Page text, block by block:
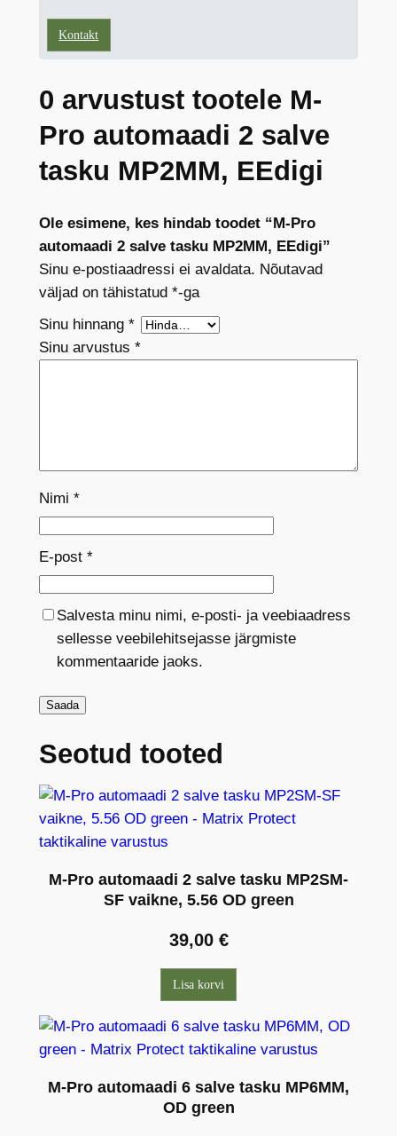
Kontakt
0 arvustust tootele M-
Pro automaadi 2 salve
tasku MP2MM, EEdigi
Ole esimene, kes hindab toodet “M-Pro
automaadi 2 salve tasku MP2MM, EEdigi”
Sinu e-postiaadressi ei avaldata. Nõutavad
väljad on tähistatud *-ga
Sinu hinnang *
Sinu arvustus *
Nimi *
E-post *
Salvesta minu nimi, e-posti- ja veebiaadress
sellesse veebilehitsejasse järgmiste
kommentaaride jaoks.
Seotud tooted
M-Pro automaadi 2 salve tasku MP2SM-
SF vaikne, 5.56 OD green
39,00 €
Lisa korvi
M-Pro automaadi 6 salve tasku MP6MM,
OD green